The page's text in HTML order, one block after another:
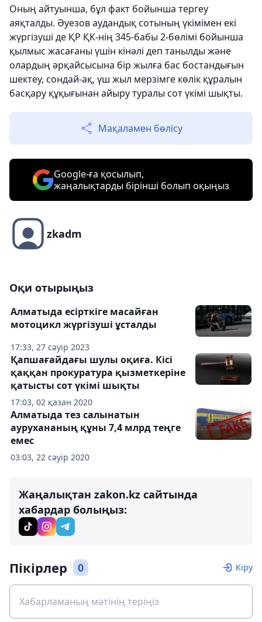
Оның айтуынша, бұл факт бойынша тергеу
аяқталды. Әуезов аудандық сотының үкімімен екі
жүргізуші де ҚР ҚК-нің 345-бабы 2-бөлімі бойынша
қылмыс жасағаны үшін кінәлі деп танылды және
олардың әрқайсысына бір жылға бас бостандығын
шектеу, сондай-ақ, үш жыл мерзімге көлік құралын
басқару құқығынан айыру туралы сот үкімі шықты.
Мақаламен бөлісу
Google-ға қосылып,
жаңалықтарды бірінші болып оқыңыз
zkadm
Оқи отырыңыз
17:33, 27 сәуір 2023
Алматыда есірткіге масайған
мотоцикл жүргізуші ұсталды
17:03, 02 қазан 2020
Қапшағайдағы шулы оқиға. Кісі
қаққан прокуратура қызметкеріне
қатысты сот үкімі шықты
03:03, 22 сәуір 2020
Алматыда тез салынатын
аурухананың құны 7,4 млрд теңге
емес
Жаңалықтан zakon.kz сайтында
хабардар болыңыз:
Пікірлер 0 Кіру